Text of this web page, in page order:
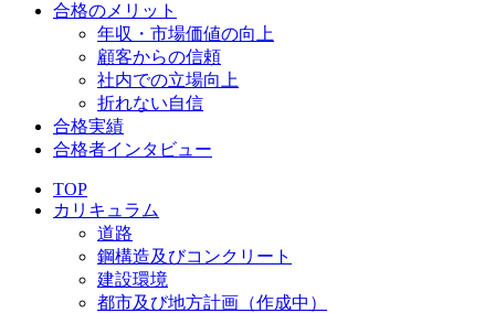
合格のメリット
年収・市場価値の向上
顧客からの信頼
社内での立場向上
折れない自信
合格実績
合格者インタビュー
TOP
カリキュラム
道路
鋼構造及びコンクリート
建設環境
都市及び地方計画（作成中）